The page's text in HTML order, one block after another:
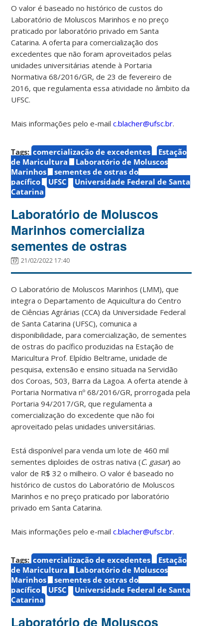
O valor é baseado no histórico de custos do
Laboratório de Moluscos Marinhos e no preço
praticado por laboratório privado em Santa
Catarina.A oferta para comercialização dos
excedentes que não foram aproveitados pelas
unidades universitárias atende à Portaria
Normativa 68/2016/GR, de 23 de fevereiro de
2016, que regulamenta essa atividade no âmbito da
UFSC.
Mais informações pelo e-mailc.blacher@ufsc.br.
Tags: comercialização de excedentes
Estação
de Maricultura
Laboratório de Moluscos
Marinhos
sementes de ostras do
pacífico
UFSC
Universidade Federal de Santa
Catarina
Laboratório de Moluscos
Marinhos comercializa
sementes de ostras
21/02/2022 17:40
O Laboratório de Moluscos Marinhos (LMM), que
integra o Departamento de Aquicultura do Centro
de Ciências Agrárias (CCA) da Universidade Federal
de Santa Catarina (UFSC), comunica a
disponibilidade, para comercialização, de sementes
de ostras do pacífico produzidas na Estação de
Maricultura Prof. Elpídio Beltrame, unidade de
pesquisa, extensão e ensino situada na Servidão
dos Coroas, 503, Barra da Lagoa. A oferta atende à
Portaria Normativa nº 68/2016/GR, prorrogada pela
Portaria 94/2017/GR, que regulamenta a
comercialização do excedente que não foi
aproveitado pelas unidades universitárias.
Está disponível para venda um lote de 460 mil
sementes diploides de ostras nativa (C. gasar) ao
valor de R$ 32 o milheiro. O valor é baseado no
histórico de custos do Laboratório de Moluscos
Marinhos e no preço praticado por laboratório
privado em Santa Catarina.
Mais informações pelo e-mailc.blacher@ufsc.br.
Tags: comercialização de excedentes
Estação
de Maricultura
Laboratório de Moluscos
Marinhos
sementes de ostras do
pacífico
UFSC
Universidade Federal de Santa
Catarina
Laboratório de Moluscos